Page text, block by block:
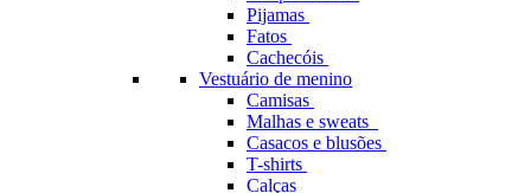
Pijamas
Fatos
Cachecóis
Vestuário de menino
Camisas
Malhas e sweats
Casacos e blusões
T-shirts
Calças